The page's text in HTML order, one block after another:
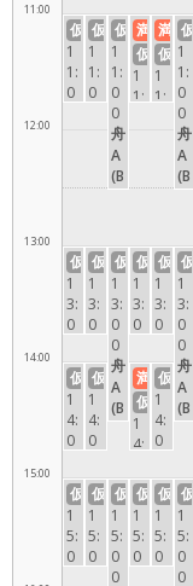
11:00
12:00
13:00
14:00
15:00
周
遊
0
舟
B
(B
o
遊
仮
1
1:
0
周
遊
仮
1
3:
0
舟
C
(B
o
at
周
遊
仮
1
4:
0
舟
B
(B
o
at
仮
1
5:
0
周
遊
舟
C
(B
o
at
仮
1
1:
0
周
遊
仮
1
3:
0
舟
B
(B
o
at
周
遊
仮
1
4:
0
舟
C
(B
o
at
仮
1
5:
0
A)
散
策
付
仮
1
1:
0
0
舟
A
(B
散
策
付
仮
1
3:
0
0
舟
A
(B
散
策
付
仮
1
5:
0
0
B)
周
遊
0
舟
B
(B
o
遊
満
仮
1
1:
B)
周
遊
仮
1
3:
0
舟
C
(B
o
at
周
遊
満
仮
1
4:
0
舟
B
(B
o
仮
1
5:
0
C)
周
遊
0
舟
C
(B
o
遊
満
仮
1
1:
C)
周
遊
仮
1
3:
0
舟
B
(B
o
at
周
遊
仮
1
4:
0
舟
C
(B
o
at
仮
1
5:
0
散
策
付
仮
1
1:
0
0
舟
A
(B
散
策
付
仮
1
3:
0
0
舟
A
(B
散
策
付
仮
1
5:
0
0